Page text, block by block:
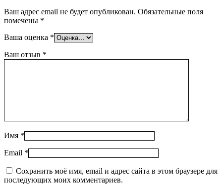
Ваш адрес email не будет опубликован. Обязательные поля
помечены *
Ваша оценка *
Ваш отзыв *
Имя *
Email *
Сохранить моё имя, email и адрес сайта в этом браузере для
последующих моих комментариев.